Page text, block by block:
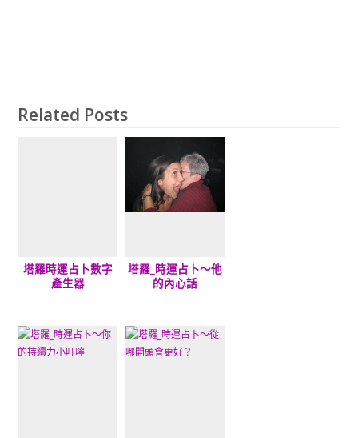
Related Posts
塔羅時運占卜數字
產生器
塔羅_時運占卜～他
的內心話